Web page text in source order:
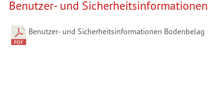
Benutzer- und Sicherheitsinformationen
Benutzer- und Sicherheitsinformationen Bodenbelag